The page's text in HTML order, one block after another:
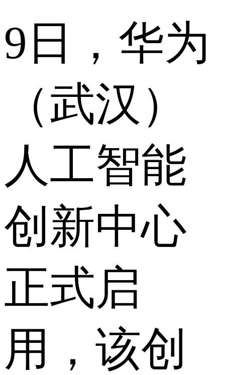
9日，华为
（武汉）
人工智能
创新中心
正式启
用，该创